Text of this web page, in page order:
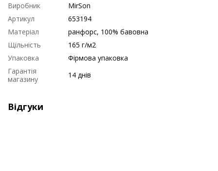
Виробник
MirSon
Артикул
653194
Матеріал
ранфорс, 100% бавовна
Щільність
165 г/м2
Упаковка
Фірмова упаковка
Гарантія
магазину
14 днів
Відгуки